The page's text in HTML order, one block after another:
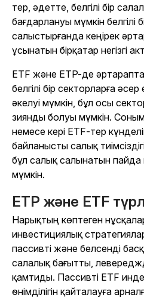
тер, әдетте, белгілі бір
бағдарлануы мүмкін белгілі
салыстырғанда кеңірек
ұсынатын бірқатар негізгі
ETF және ETP-де
белгілі бір секторларға
әкелуі мүмкін, бұл осы
зиянды болуы мүмкін.
немесе кері ETF-тер
байланысты салық
бұл салық салынатын пайда
мүмкін.
ETP және ETF
Нарықтың көптеген
инвестициялық
пассивті және белсенді
салалық бағытты,
қамтиды. Пассивті ETF
өнімділігін қайталауға